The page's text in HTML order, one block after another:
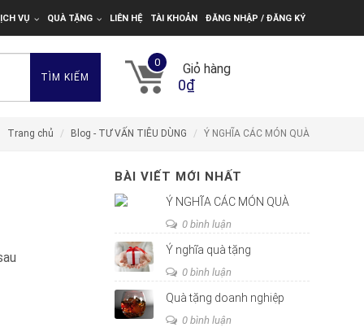
VỤ QUÀ TẶNG LIÊN HỆ TÀI KHOẢN ĐĂNG NHẬP / ĐĂNG KÝ
TÌM KIẾM
0 Giỏ hàng
0₫
Trang chủ Blog - TƯ VẤN TIÊU DÙNG Ý NGHĨA CÁC MÓN QUÀ
BÀI VIẾT MỚI NHẤT
Ý NGHĨA CÁC MÓN QUÀ
0 bình luận
Ý nghĩa quà tặng
0 bình luận
Quà tặng doanh nghiệp
0 bình luận